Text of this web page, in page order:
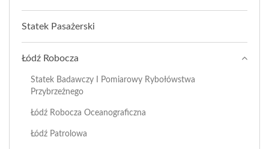
Statek Pasażerski
Łódź Robocza
Statek Badawczy I Pomiarowy Rybołówstwa
Przybrzeżnego
Łódź Robocza Oceanograficzna
Łódź Patrolowa